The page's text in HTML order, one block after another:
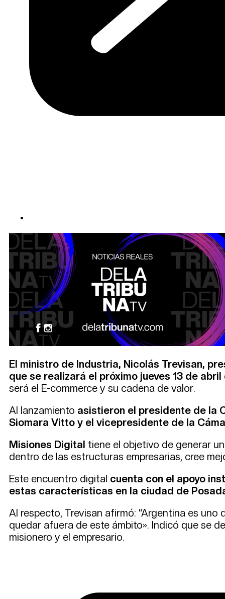
El ministro de Industria, Nicolás Trevisan,
que se realizará el próximo jueves 13 de
será el E-commerce y su cadena de valor.
Al lanzamiento asistieron el presidente de la
Siomara Vitto y el vicepresidente de la
Misiones Digital tiene el objetivo de generar
dentro de las estructuras empresarias, cree
Este encuentro digital cuenta con el apoyo
estas características en la ciudad de
Al respecto, Trevisan afirmó: “Argentina es
quedar afuera de este ámbito». Indicó que se
misionero y el empresario.